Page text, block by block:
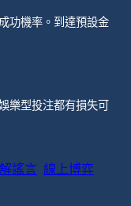
功機率。到達預設金
樂型投注都有損失可
謠言 線上博弈